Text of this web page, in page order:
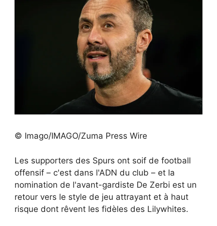
© Imago/IMAGO/Zuma Press Wire
Les supporters des Spurs ont soif de football
offensif – c'est dans l'ADN du club – et la
nomination de l'avant-gardiste De Zerbi est un
retour vers le style de jeu attrayant et à haut
risque dont rêvent les fidèles des Lilywhites.